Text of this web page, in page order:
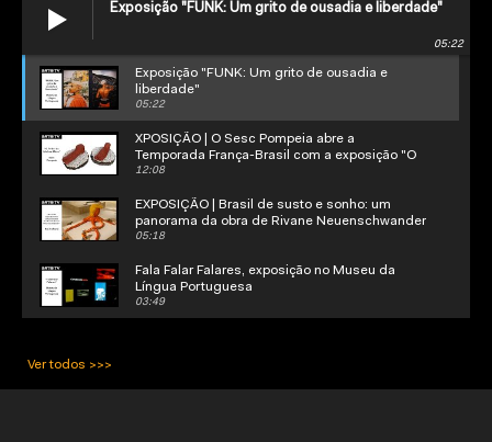
Exposição "FUNK: Um grito de ousadia e liberdade"
05:22
Exposição "FUNK: Um grito de ousadia e
liberdade"
05:22
XPOSIÇÃO | O Sesc Pompeia abre a
Temporada França-Brasil com a exposição "O
Poder de Minhas Mãos".
12:08
EXPOSIÇÃO | Brasil de susto e sonho: um
panorama da obra de Rivane Neuenschwander
05:18
Fala Falar Falares, exposição no Museu da
Língua Portuguesa
03:49
Ver todos >>>